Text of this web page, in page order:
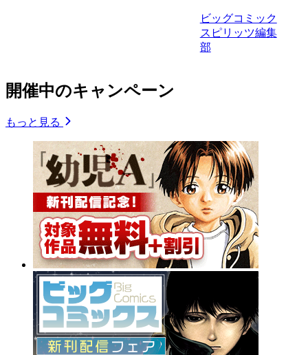
ビッグコミック
スピリッツ編集
部
開催中のキャンペーン
もっと見る